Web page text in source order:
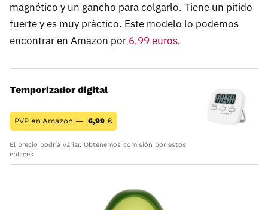
magnético y un gancho para colgarlo. Tiene un pitido
fuerte y es muy práctico. Este modelo lo podemos
encontrar en Amazon por 6,99 euros.
Temporizador digital
PVP en Amazon — 6,99 €
El precio podría variar. Obtenemos comisión por estos
enlaces